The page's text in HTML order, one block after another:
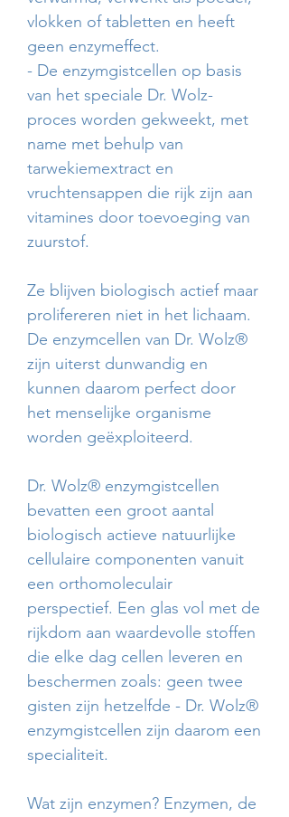
vlokken of tabletten en heeft
geen enzymeffect.
- De enzymgistcellen op basis
van het speciale Dr. Wolz-
proces worden gekweekt, met
name met behulp van
tarwekiemextract en
vruchtensappen die rijk zijn aan
vitamines door toevoeging van
zuurstof.
Ze blijven biologisch actief maar
prolifereren niet in het lichaam.
De enzymcellen van Dr. Wolz®
zijn uiterst dunwandig en
kunnen daarom perfect door
het menselijke organisme
worden geëxploiteerd.
Dr. Wolz® enzymgistcellen
bevatten een groot aantal
biologisch actieve natuurlijke
cellulaire componenten vanuit
een orthomoleculair
perspectief. Een glas vol met de
rijkdom aan waardevolle stoffen
die elke dag cellen leveren en
beschermen zoals: geen twee
gisten zijn hetzelfde - Dr. Wolz®
enzymgistcellen zijn daarom een
​​specialiteit.
Wat zijn enzymen? Enzymen, de